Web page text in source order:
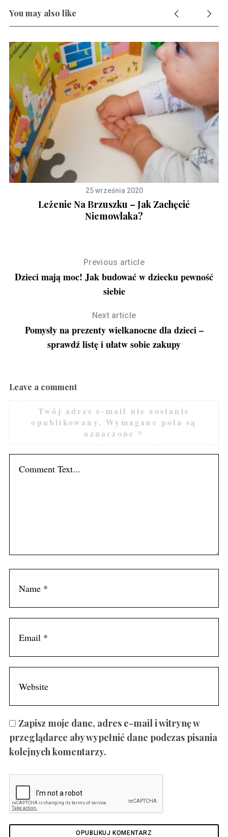
You may also like
25 września 2020
Leżenie Na Brzuszku – Jak Zachęcić
Niemowlaka?
Previous article
Dzieci mają moc! Jak budować w dziecku pewność
siebie
Next article
Pomysły na prezenty wielkanocne dla dzieci –
sprawdź listę i ułatw sobie zakupy
Leave a comment
Twój adres e-mail nie zostanie
opublikowany. Wymagane pola są
oznaczone *
Zapisz moje dane, adres e-mail i witrynę w
przeglądarce aby wypełnić dane podczas pisania
kolejnych komentarzy.